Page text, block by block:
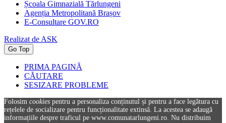
Școala Gimnazială Tărlungeni
Agenția Metropolitană Brașov
E-Consultare GOV.RO
Realizat de ASK
Go Top
PRIMA PAGINĂ
CĂUTARE
SESIZARE PROBLEME
Folosim cookies pentru a personaliza conținutul și pentru a face legătura cu
rețelele de socializare pentru funcționalitate extinsă. La acestea se adaugă
informațiile despre traficul pe www.comunatarlungeni.ro. Nu distribuim